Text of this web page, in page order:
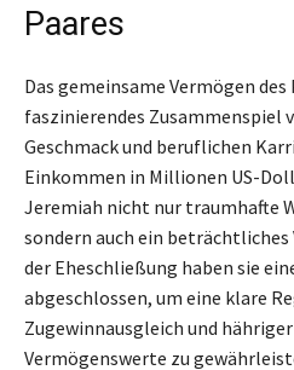
Paares
Das gemeinsame Vermögen des
faszinierendes Zusammenspiel
Geschmack und beruflichen
Einkommen in Millionen US-
Jeremiah nicht nur traumhafte
sondern auch ein
der Eheschließung haben sie
abgeschlossen, um eine klare
Zugewinnausgleich und
Vermögenswerte zu